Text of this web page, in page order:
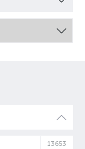
13653